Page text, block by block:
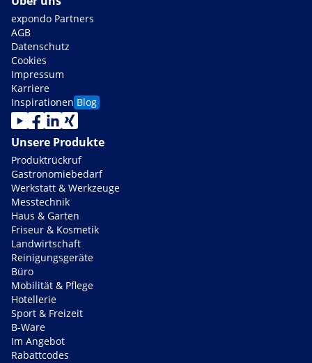
expondo Partners
AGB
Datenschutz
Cookies
Impressum
Karriere
Inspirationen Blog
Unsere Produkte
Produktrückruf
Gastronomiebedarf
Werkstatt & Werkzeuge
Messtechnik
Haus & Garten
Friseur & Kosmetik
Landwirtschaft
Reinigungsgeräte
Büro
Mobilität & Pflege
Hotellerie
Sport & Freizeit
B-Ware
Im Angebot
Rabattcodes